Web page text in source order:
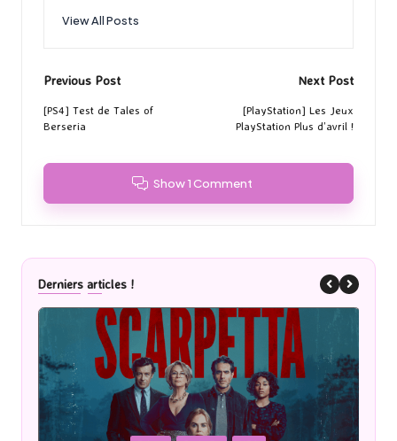
View All Posts
Post
navigation
Previous Post
[PS4] Test de Tales of
Berseria
Next Post
[PlayStation] Les Jeux
PlayStation Plus d’avril !
Show 1 Comment
Derniers articles !